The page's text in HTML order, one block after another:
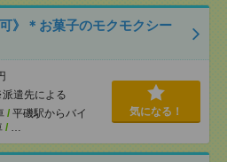
》＊お菓子のモクモクシー
遣先による
/ 平磯駅からバイ
/ …
気になる！